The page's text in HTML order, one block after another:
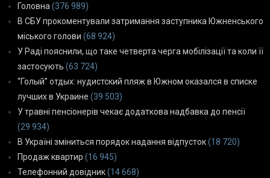
Головна (376 989)
В СБУ прокоментували затримання заступника Южненського
міського голови (68 924)
У Раді пояснили, що таке четверта черга мобілізації та коли її
застосують (63 724)
“Голый” отдых: нудистский пляж в Южном оказался в списке
лучших в Украине (39 503)
У травні пенсіонерів чекає додаткова надбавка до пенсії
(29 934)
В Україні зміниться порядок надання відпусток(18 720)
Продаж квартир (16 945)
Телефонний довідник(14 668)